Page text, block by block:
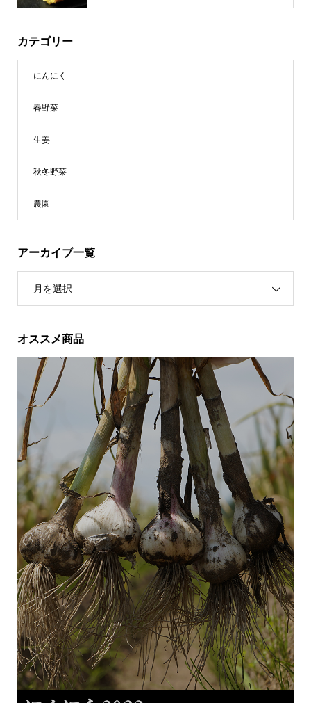
カテゴリー
にんにく
春野菜
生姜
秋冬野菜
農園
アーカイブ一覧
月を選択
オススメ商品